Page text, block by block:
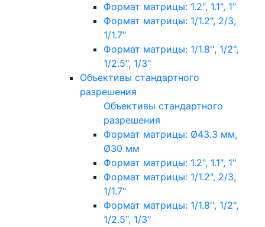
Формат матрицы: 1.2", 1.1", 1"
Формат матрицы: 1/1.2", 2/3,
1/1.7"
Формат матрицы: 1/1.8'', 1/2",
1/2.5", 1/3"
Объективы стандартного
разрешения
Объективы стандартного
разрешения
Формат матрицы: Ø43.3 мм,
Ø30 мм
Формат матрицы: 1.2", 1.1", 1"
Формат матрицы: 1/1.2", 2/3,
1/1.7"
Формат матрицы: 1/1.8'', 1/2",
1/2.5", 1/3"